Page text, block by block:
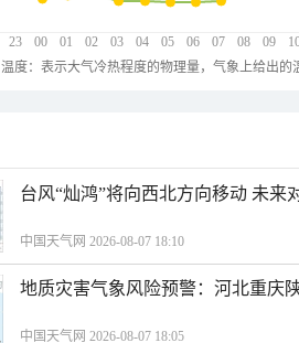
23 00 01 02 03 04 05 06 07 08 09
温度：表示大气冷热程度的物理量，气象上给出
台风“灿鸿”将向西北方向移动 未来
中国天气网 2026-08-07 18:10
地质灾害气象风险预警：河北重庆
中国天气网 2026-08-07 18:05